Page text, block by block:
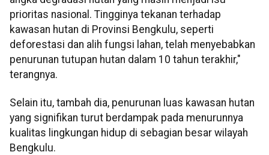
prioritas nasional. Tingginya tekanan terhadap
kawasan hutan di Provinsi Bengkulu, seperti
deforestasi dan alih fungsi lahan, telah menyebabkan
penurunan tutupan hutan dalam 10 tahun terakhir,"
terangnya.
Selain itu, tambah dia, penurunan luas kawasan hutan
yang signifikan turut berdampak pada menurunnya
kualitas lingkungan hidup di sebagian besar wilayah
Bengkulu.